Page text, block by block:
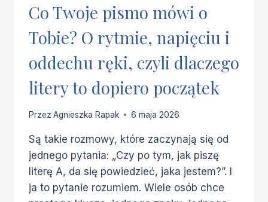
Co Twoje pismo mówi o
Tobie? O rytmie, napięciu i
oddechu ręki, czyli dlaczego
litery to dopiero początek
Przez Agnieszka Rapak 6 maja 2026
Są takie rozmowy, które zaczynają się od
jednego pytania: „Czy po tym, jak piszę
literę A, da się powiedzieć, jaka jestem?”. I
ja to pytanie rozumiem. Wiele osób chce